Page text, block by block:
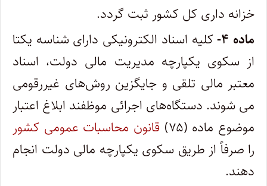
خزانه داری کل کشور ثبت گردد.
ماده ۴-
کلیه اسناد الکترونیکی دارای شناسه یکتا
از سکوی یکپارچه مدیریت مالی دولت، اسناد
معتبر مالی تلقی و جایگزین روش‌های غیررقومی
می شوند. دستگاه‌های اجرائی موظفند ابلاغ اعتبار
موضوع ماده (۷۵)
قانون محاسبات عمومی کشور
را صرفاً از طریق سکوی یکپارچه مالی دولت انجام
دهند.